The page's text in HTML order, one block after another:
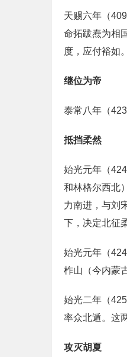
天赐六年（
命拓跋焘为相
度，应付裕如。
继位为帝
泰常八年（
抵挡柔然
始光元年（
和林格尔西北
力南进，与刘
下，决定北征
始光元年（
柞山（今内蒙
始光二年（
率众北遁。这
攻灭胡夏